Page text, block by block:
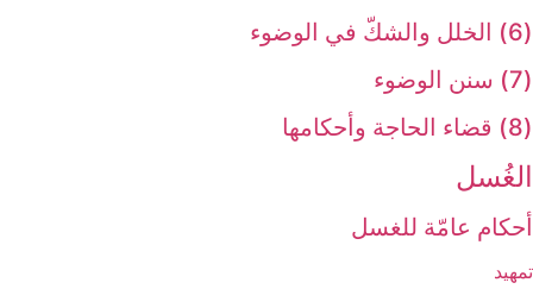
(6) الخلل والشكّ في الوضوء
(7) سنن الوضوء
(8) قضاء الحاجة وأحكامها
الغُسل‏
أحكام عامّة للغسل
تمهيد